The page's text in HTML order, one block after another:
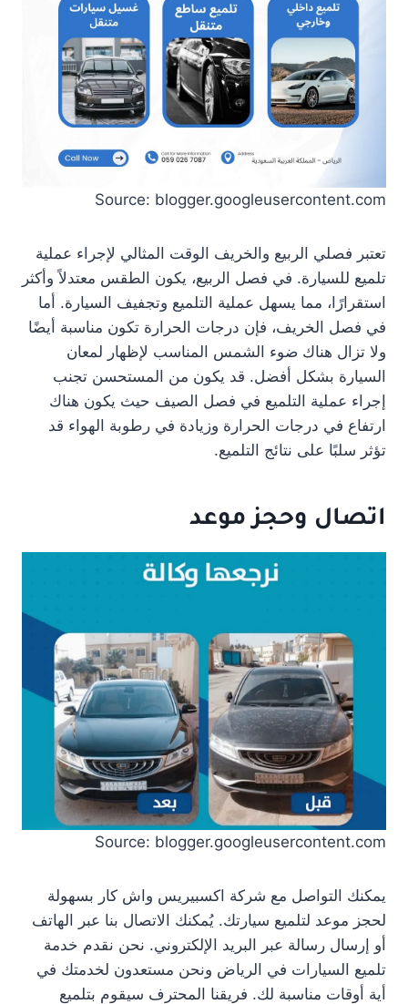
Source: blogger.googleusercontent.com
تعتبر فصلي الربيع والخريف الوقت المثالي لإجراء عملية
تلميع للسيارة. في فصل الربيع، يكون الطقس معتدلاً وأكثر
استقرارًا، مما يسهل عملية التلميع وتجفيف السيارة. أما
في فصل الخريف، فإن درجات الحرارة تكون مناسبة أيضًا
ولا تزال هناك ضوء الشمس المناسب لإظهار لمعان
السيارة بشكل أفضل. قد يكون من المستحسن تجنب
إجراء عملية التلميع في فصل الصيف حيث يكون هناك
ارتفاع في درجات الحرارة وزيادة في رطوبة الهواء قد
تؤثر سلبًا على نتائج التلميع.
اتصال وحجز موعد
Source: blogger.googleusercontent.com
يمكنك التواصل مع شركة اكسبيريس واش كار بسهولة
لحجز موعد لتلميع سيارتك. يُمكنك الاتصال بنا عبر الهاتف
أو إرسال رسالة عبر البريد الإلكتروني. نحن نقدم خدمة
تلميع السيارات في الرياض ونحن مستعدون لخدمتك في
أية أوقات مناسبة لك. فريقنا المحترف سيقوم بتلميع